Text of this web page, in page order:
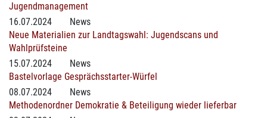
Jugendmanagement
16.07.2024
News
Neue Materialien zur Landtagswahl: Jugendscans und
Wahlprüfsteine
15.07.2024
News
Bastelvorlage Gesprächsstarter-Würfel
08.07.2024
News
Methodenordner Demokratie & Beteiligung wieder lieferbar